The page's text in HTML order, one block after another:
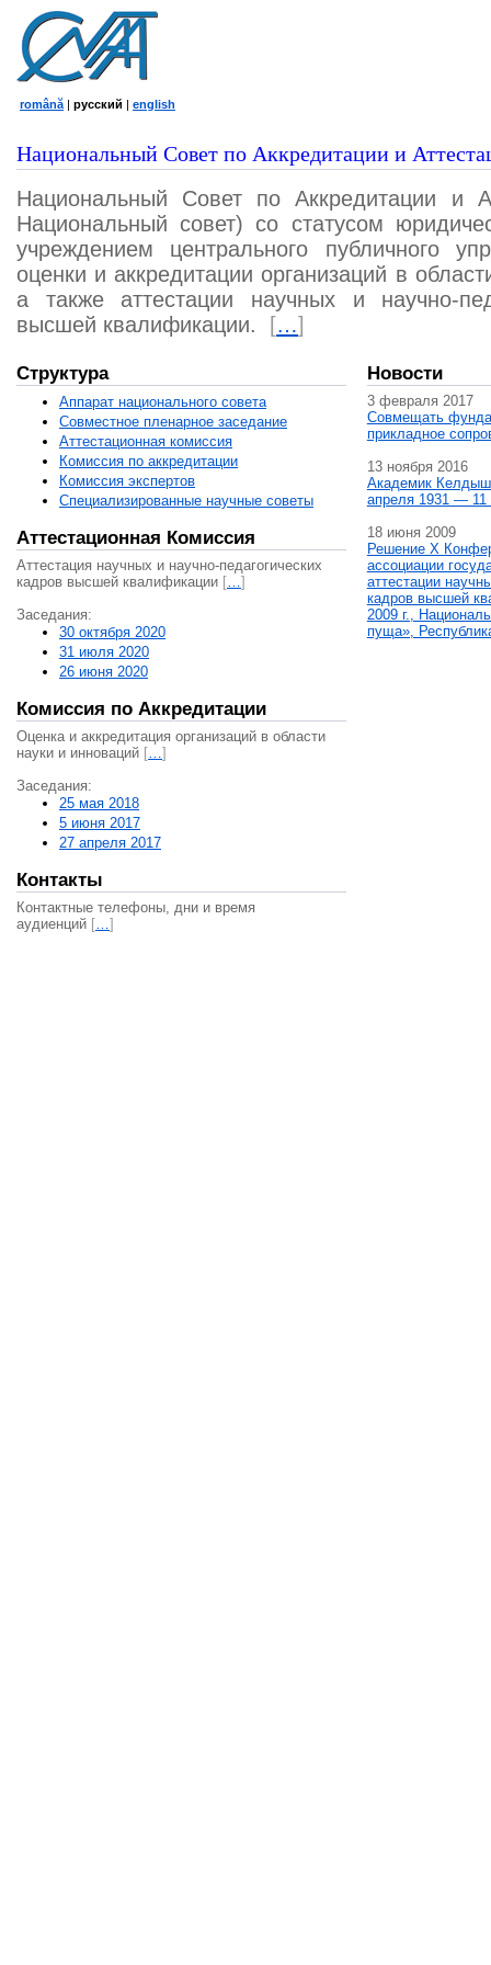
română | русский | english
Национальный Совет по Аккредитации и
Национальный Совет по Аккредитации и
Национальный совет) со статусом
учреждением центрального публичного
оценки и аккредитации организаций в
а также аттестации научных и научно-
высшей квалификации.
[…]
Структура
Аппарат национального совета
Совместное пленарное заседание
Аттестационная комисcия
Комиссия по аккредитации
Комиссия экспертов
Специализированные научные советы
Аттестационная Комиссия
Аттестация научных и научно-педагогических
кадров высшей квалификации […]
Заседания:
30 октября 2020
31 июля 2020
26 июня 2020
Комиссия по Аккредитации
Оценка и аккредитация организаций в области
науки и инноваций […]
Заседания:
25 мая 2018
5 июня 2017
27 апреля 2017
Контакты
Контактные телефоны, дни и время
аудиенций […]
Новости
3 февраля 2017
Совмещать
прикладное
13 ноября 2016
Академик
апреля 1931 — 11
18 июня 2009
Решение X
ассоциации
аттестации
кадров высшей
2009 г.,
пуща»,